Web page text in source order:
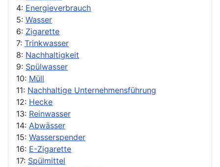
4: Energieverbrauch
5: Wasser
6: Zigarette
7: Trinkwasser
8: Nachhaltigkeit
9: Spülwasser
10: Müll
11: Nachhaltige Unternehmensführung
12: Hecke
13: Reinwasser
14: Abwässer
15: Wasserspender
16: E-Zigarette
17: Spülmittel